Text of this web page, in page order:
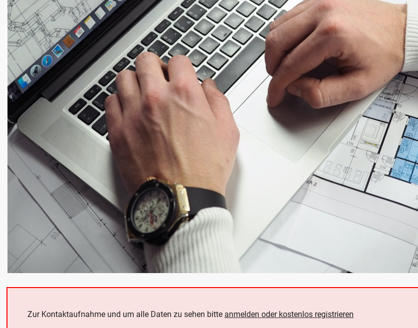
Zur Kontaktaufnahme und um alle Daten zu sehen bitte anmelden oder kostenlos registrieren